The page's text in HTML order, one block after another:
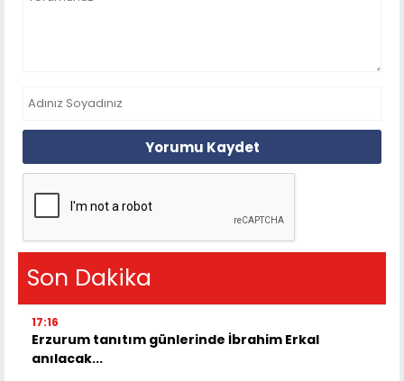
Yorumu Kaydet
Son Dakika
17:16
Erzurum tanıtım günlerinde İbrahim Erkal
anılacak...